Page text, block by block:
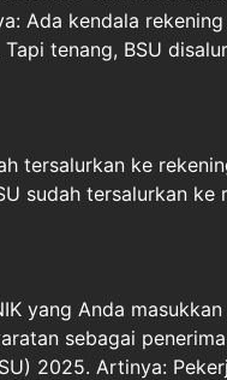
Ada kendala
Tapi tenang, BSU
tersalurkan ke
sudah tersalurkan ke
yang Anda
sebagai
2025. Artinya: